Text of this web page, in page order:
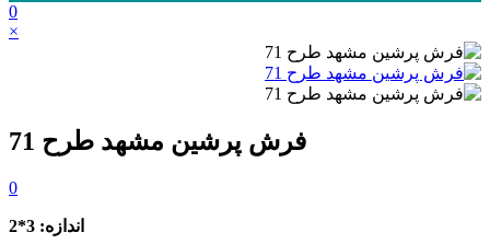
0
×
فرش پرشین مشهد طرح 71
0
اندازه: 3*2